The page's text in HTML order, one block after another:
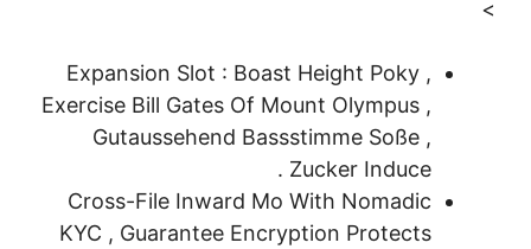
>
Expansion Slot : Boast Height Poky ,
Exercise Bill Gates Of Mount Olympus ,
Gutaussehend Bassstimme Soße ,
Zucker Induce .
Cross-File Inward Mo With Nomadic
KYC , Guarantee Encryption Protects